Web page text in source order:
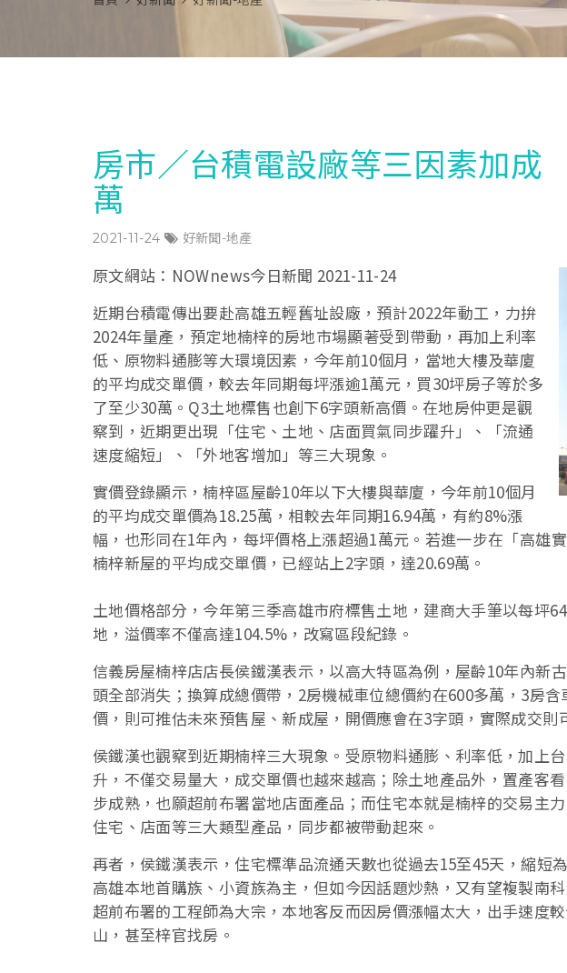
房市／台積電設廠等三因素加成
萬
2021-11-24 好新聞-地產
原文網站：NOWnews今日新聞 2021-11-24
近期台積電傳出要赴高雄五輕舊址設廠，預計2022年動工，力拚
2024年量產，預定地楠梓的房地市場顯著受到帶動，再加上利率
低、原物料通膨等大環境因素，今年前10個月，當地大樓及華廈
的平均成交單價，較去年同期每坪漲逾1萬元，買30坪房子等於多
了至少30萬。Q3土地標售也創下6字頭新高價。在地房仲更是觀
察到，近期更出現「住宅、土地、店面買氣同步躍升」、「流通
速度縮短」、「外地客增加」等三大現象。
實價登錄顯示，楠梓區屋齡10年以下大樓與華廈，今年前10個月
的平均成交單價為18.25萬，相較去年同期16.94萬，有約8%漲
幅，也形同在1年內，每坪價格上漲超過1萬元。若進一步在「高雄
楠梓新屋的平均成交單價，已經站上2字頭，達20.69萬。
土地價格部分，今年第三季高雄市府標售土地，建商大手筆以每坪
地，溢價率不僅高達104.5%，改寫區段紀錄。
信義房屋楠梓店店長侯鐵漢表示，以高大特區為例，屋齡10年內新
頭全部消失；換算成總價帶，2房機械車位總價約在600多萬，3房
價，則可推估未來預售屋、新成屋，開價應會在3字頭，實際成交則
侯鐵漢也觀察到近期楠梓三大現象。受原物料通膨、利率低，加上
升，不僅交易量大，成交單價也越來越高；除土地產品外，置產客
步成熟，也願超前布署當地店面產品；而住宅本就是楠梓的交易主
住宅、店面等三大類型產品，同步都被帶動起來。
再者，侯鐵漢表示，住宅標準品流通天數也從過去15至45天，縮短
高雄本地首購族、小資族為主，但如今因話題炒熱，又有望複製南
超前布署的工程師為大宗，本地客反而因房價漲幅太大，出手速度
山，甚至梓官找房。